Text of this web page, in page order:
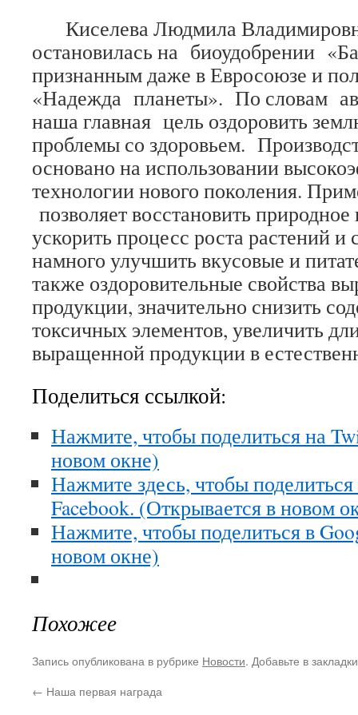
Киселева Людмила
остановилась на биоудобрении
признанным даже в Евросоюзе и
«Надежда планеты». По словам
наша главная цель оздоровить
проблемы со здоровьем.
основано на использовании
технологии нового поколения.
позволяет восстановить
ускорить процесс роста растений и
намного улучшить вкусовые и
также оздоровительные свойства
продукции, значительно снизить
токсичных элементов, увеличить
выращенной продукции в
Поделиться ссылкой:
Нажмите, чтобы поделиться на
новом окне)
Нажмите здесь, чтобы
Facebook. (Открывается в новом
Нажмите, чтобы поделиться в
новом окне)
Похожее
Запись опубликована в рубрике Новости. Добавьте в
← Наша первая награда